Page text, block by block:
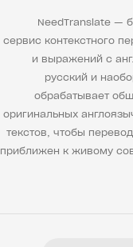
NeedTranslate —
сервис контекстного
и выражений с
русский и
обрабатывает
оригинальных
текстов, чтобы
приближен к живому